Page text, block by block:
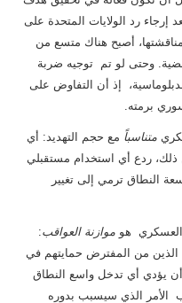
إرجاء رد الولايات المتحدة على
أصبح هناك متسع من
وحتى لو تم توجيه ضربة
إذ أن التفاوض على
برمته.
متناسباً مع حجم التهديد: أي
ردع أي استخدام مستقبلي
النطاق ترمي إلى تغيير
العسكري هو موازنة العواقب:
الذين من المفترض حمايتهم في
يؤدي أي تدخل واسع النطاق
الأمر الذي سيسبب بدوره